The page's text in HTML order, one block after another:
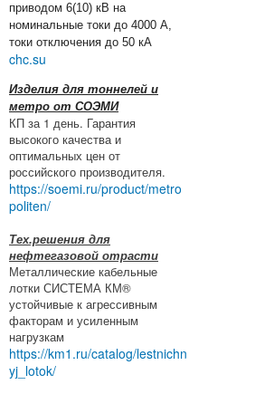
приводом 6(10) кВ на
номинальные токи до 4000 А,
токи отключения до 50 кА
chc.su
Изделия для тоннелей и
метро от СОЭМИ
КП за 1 день. Гарантия
высокого качества и
оптимальных цен от
российского производителя.
https://soemi.ru/product/metro
politen/
Тех.решения для
нефтегазовой отрасти
Металлические кабельные
лотки СИСТЕМА КМ®
устойчивые к агрессивным
факторам и усиленным
нагрузкам
https://km1.ru/catalog/lestnichn
yj_lotok/